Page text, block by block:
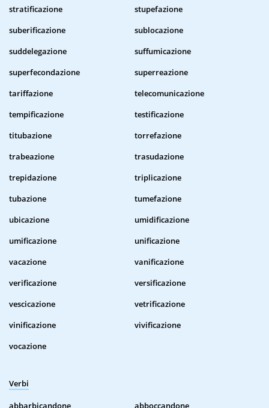
stratificazione
stupefazione
suberificazione
sublocazione
suddelegazione
suffumicazione
superfecondazione
superreazione
tariffazione
telecomunicazione
tempificazione
testificazione
titubazione
torrefazione
trabeazione
trasudazione
trepidazione
triplicazione
tubazione
tumefazione
ubicazione
umidificazione
umificazione
unificazione
vacazione
vanificazione
verificazione
versificazione
vescicazione
vetrificazione
vinificazione
vivificazione
vocazione
Verbi
abbarbicandone
abboccandone